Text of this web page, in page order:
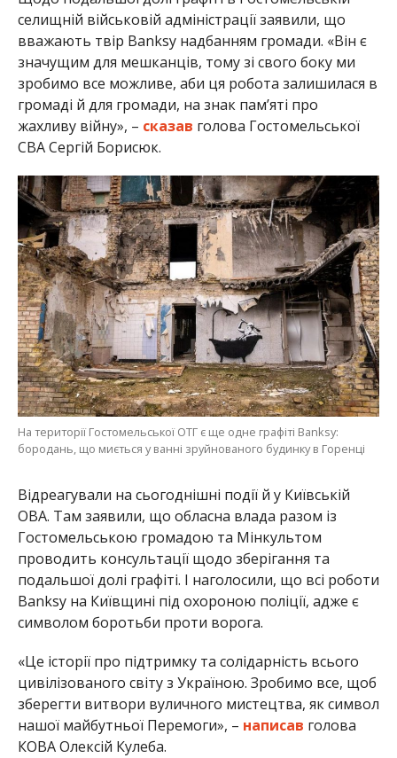
селищній військовій адміністрації заявили, що
вважають твір Banksy надбанням громади. «Він є
значущим для мешканців, тому зі свого боку ми
зробимо все можливе, аби ця робота залишилася в
громаді й для громади, на знак пам’яті про
жахливу війну», – сказав голова Гостомельської
СВА Сергій Борисюк.
На території Гостомельської ОТГ є ще одне графіті Banksy:
бородань, що миється у ванні зруйнованого будинку в Горенці
Відреагували на сьогоднішні події й у Київській
ОВА. Там заявили, що обласна влада разом із
Гостомельською громадою та Мінкультом
проводить консультації щодо зберігання та
подальшої долі графіті. І наголосили, що всі роботи
Banksy на Київщині під охороною поліції, адже є
символом боротьби проти ворога.
«Це історії про підтримку та солідарність всього
цивілізованого світу з Україною. Зробимо все, щоб
зберегти витвори вуличного мистецтва, як символ
нашої майбутньої Перемоги», – написав голова
КОВА Олексій Кулеба.